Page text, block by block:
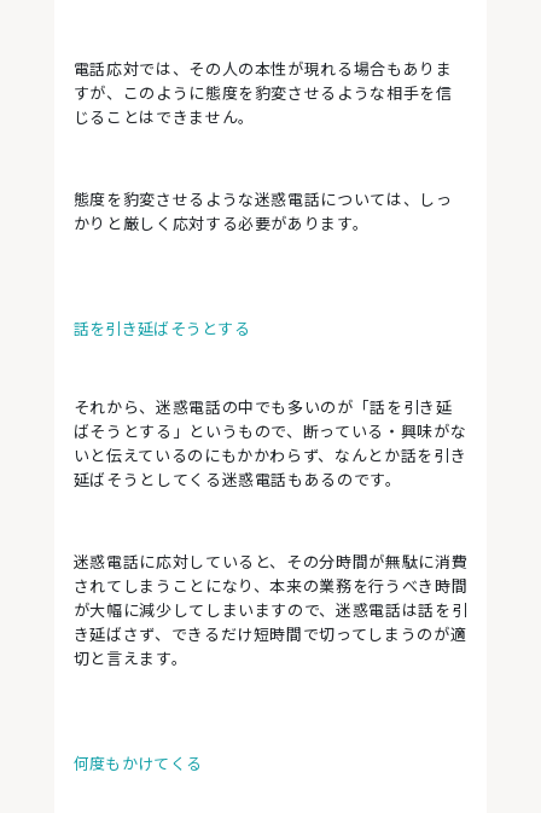
電話応対では、その人の本性が現れる場合もありま
すが、このように態度を豹変させるような相手を信
じることはできません。
態度を豹変させるような迷惑電話については、しっ
かりと厳しく応対する必要があります。
話を引き延ばそうとする
それから、迷惑電話の中でも多いのが「話を引き延
ばそうとする」というもので、断っている・興味がな
いと伝えているのにもかかわらず、なんとか話を引き
延ばそうとしてくる迷惑電話もあるのです。
迷惑電話に応対していると、その分時間が無駄に消費
されてしまうことになり、本来の業務を行うべき時間
が大幅に減少してしまいますので、迷惑電話は話を引
き延ばさず、できるだけ短時間で切ってしまうのが適
切と言えます。
何度もかけてくる